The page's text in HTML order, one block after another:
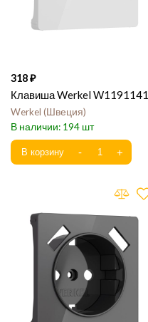
318
Клавиша Werkel W1191141
Werkel Швеция
194